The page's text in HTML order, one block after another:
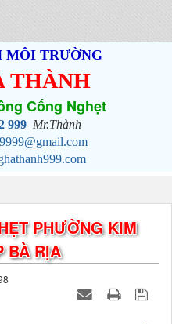
MÔI TRƯỜNG
THÀNH
Cống Nghẹt
999 Mr.Thành
PHƯỜNG KIM
BÀ RỊA